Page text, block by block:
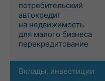
потребительский
автокредит
на недвижимость
для малого бизнеса
перекредитование
Вклады, инвестиции